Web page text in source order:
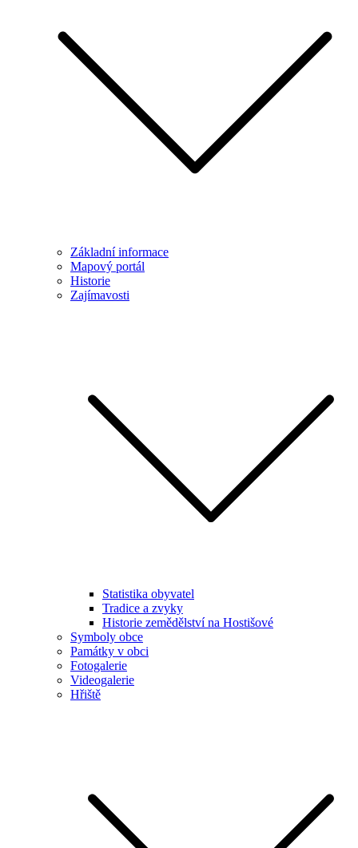
Základní informace
Mapový portál
Historie
Zajímavosti
Statistika obyvatel
Tradice a zvyky
Historie zemědělství na Hostišové
Symboly obce
Památky v obci
Fotogalerie
Videogalerie
Hřiště